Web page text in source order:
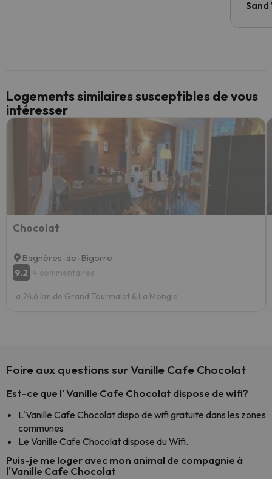
Sand
Logements similaires susceptibles de vous
intéresser
Chocolat
Bagnères-de-Bigorre
9.2 14 commentaires
a 24.6 km de Grand Tourmalet & La Mongie
Foire aux questions sur Vanille Cafe Chocolat
Est-ce que l' Vanille Cafe Chocolat dispose de wifi?
L'Vanille Cafe Chocolat dispo de wifi gratuite dans les zones
communes
Le Vanille Cafe Chocolat dispose du Wifi.
Puis-je me loger avec mon animal de compagnie à
l'Vanille Cafe Chocolat